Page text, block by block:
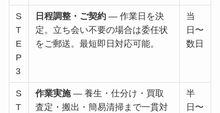
S
T
E
P
3
日程調整・ご契約 — 作業日を決
定。立ち会い不要の場合は委任状
をご郵送。最短即日対応可能。
当
日〜
数日
S
T
作業実施— 養生・仕分け・買取
査定・搬出・簡易清掃まで一貫対
半
日〜